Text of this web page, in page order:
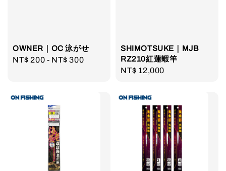
OWNER｜OC 泳がせ
Regular
NT$ 200 - NT$ 300
SHIMOTSUKE｜MJB
RZ210紅蓮蝦竿
Regular
NT$ 12,000